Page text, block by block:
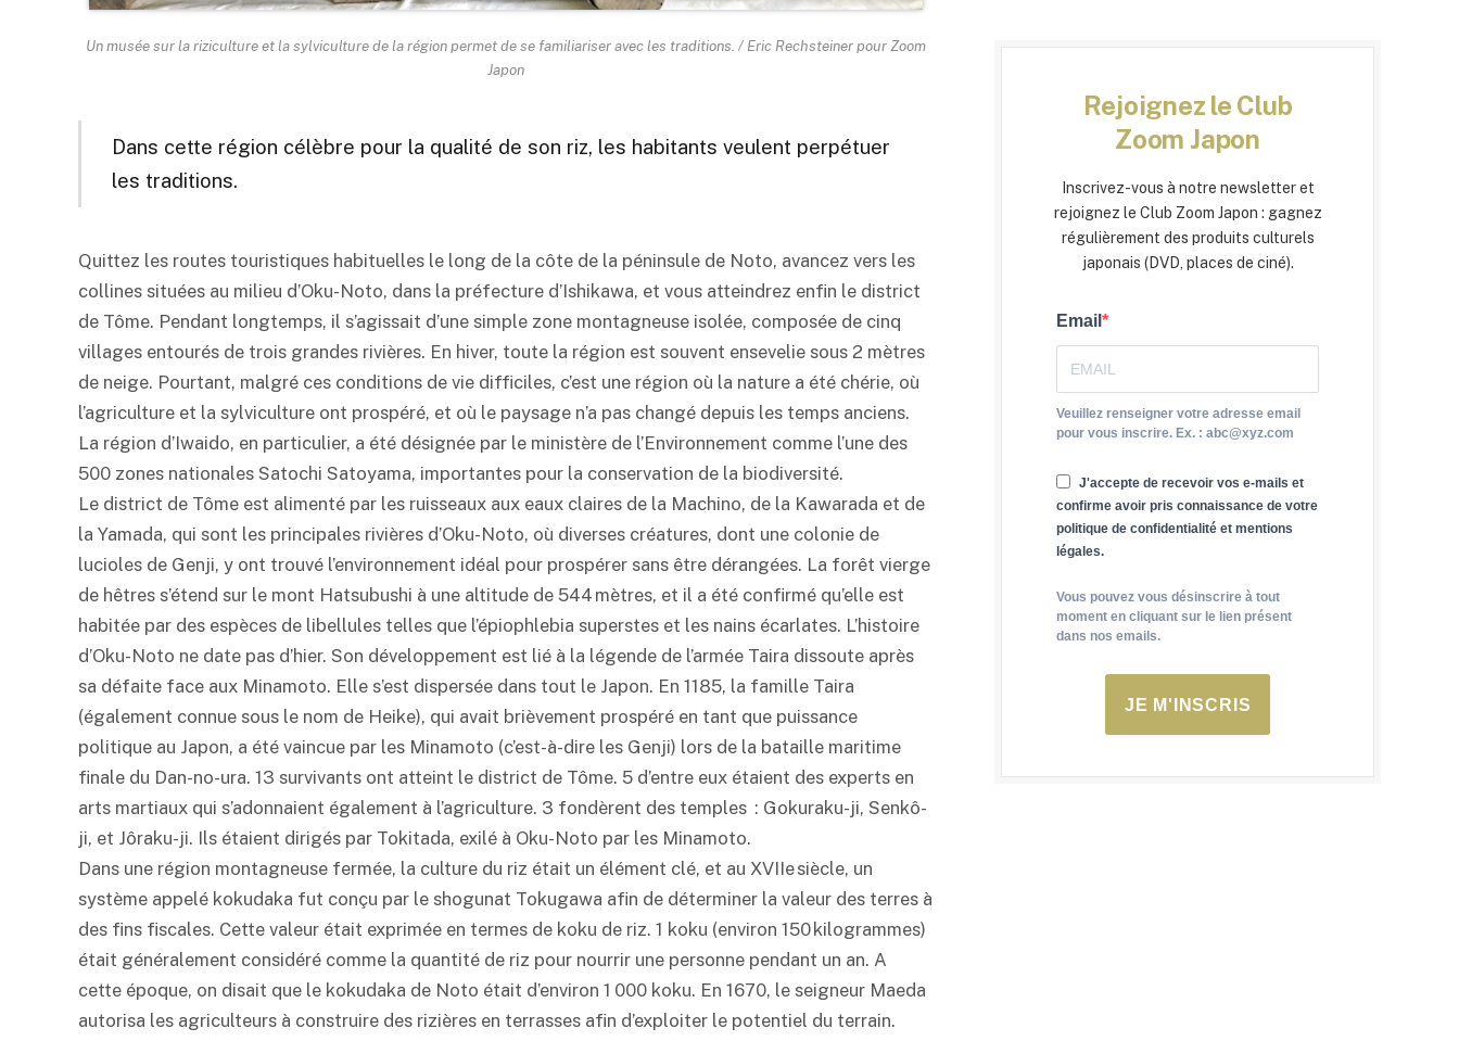
Un musée sur la riziculture et la sylviculture de la région permet de se familiariser avec les traditions. / Eric Rechsteiner pour Zoom
Japon
Dans cette région célèbre pour la qualité de son riz, les habitants veulent perpétuer
les traditions.
Quittez les routes touristiques habituelles le long de la côte de la péninsule de Noto, avancez vers les
collines situées au milieu d’Oku-Noto, dans la préfecture d’Ishikawa, et vous atteindrez enfin le district
de Tôme. Pendant longtemps, il s’agissait d’une simple zone montagneuse isolée, composée de cinq
villages entourés de trois grandes rivières. En hiver, toute la région est souvent ensevelie sous 2 mètres
de neige. Pourtant, malgré ces conditions de vie difficiles, c’est une région où la nature a été chérie, où
l’agriculture et la sylviculture ont prospéré, et où le paysage n’a pas changé depuis les temps anciens.
La région d’Iwaido, en particulier, a été désignée par le ministère de l’Environnement comme l’une des
500 zones nationales Satochi Satoyama, importantes pour la conservation de la biodiversité.
Le district de Tôme est alimenté par les ruisseaux aux eaux claires de la Machino, de la Kawarada et de
la Yamada, qui sont les principales rivières d’Oku-Noto, où diverses créatures, dont une colonie de
lucioles de Genji, y ont trouvé l’environnement idéal pour prospérer sans être dérangées. La forêt vierge
de hêtres s’étend sur le mont Hatsubushi à une altitude de 544 mètres, et il a été confirmé qu’elle est
habitée par des espèces de libellules telles que l’épiophlebia superstes et les nains écarlates. L’histoire
d’Oku-Noto ne date pas d’hier. Son développement est lié à la légende de l’armée Taira dissoute après
sa défaite face aux Minamoto. Elle s’est dispersée dans tout le Japon. En 1185, la famille Taira
(également connue sous le nom de Heike), qui avait brièvement prospéré en tant que puissance
politique au Japon, a été vaincue par les Minamoto (c’est-à-dire les Genji) lors de la bataille maritime
finale du Dan-no-ura. 13 survivants ont atteint le district de Tôme. 5 d’entre eux étaient des experts en
arts martiaux qui s’adonnaient également à l’agriculture. 3 fondèrent des temples : Gokuraku-ji, Senkô-
ji, et Jôraku-ji. Ils étaient dirigés par Tokitada, exilé à Oku-Noto par les Minamoto.
Dans une région montagneuse fermée, la culture du riz était un élément clé, et au XVIIe siècle, un
système appelé kokudaka fut conçu par le shogunat Tokugawa afin de déterminer la valeur des terres à
des fins fiscales. Cette valeur était exprimée en termes de koku de riz. 1 koku (environ 150 kilogrammes)
était généralement considéré comme la quantité de riz pour nourrir une personne pendant un an. A
cette époque, on disait que le kokudaka de Noto était d’environ 1 000 koku. En 1670, le seigneur Maeda
autorisa les agriculteurs à construire des rizières en terrasses afin d’exploiter le potentiel du terrain.
Rejoignez le Club
Zoom Japon
Inscrivez-vous à notre newsletter et
rejoignez le Club Zoom Japon : gagnez
régulièrement des produits culturels
japonais (DVD, places de ciné).
Email
Veuillez renseigner votre adresse email
pour vous inscrire. Ex. : abc@xyz.com
J'accepte de recevoir vos e-mails et
confirme avoir pris connaissance de votre
politique de confidentialité et mentions
légales.
Vous pouvez vous désinscrire à tout
moment en cliquant sur le lien présent
dans nos emails.
JE M'INSCRIS